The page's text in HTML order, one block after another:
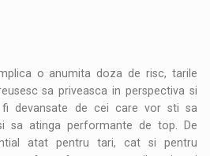
o anumita doza de risc, tarile
sa priveasca in perspectiva si
devansate de cei care vor sti sa
sa atinga performante de top. De
atat pentru tari, cat si pentru